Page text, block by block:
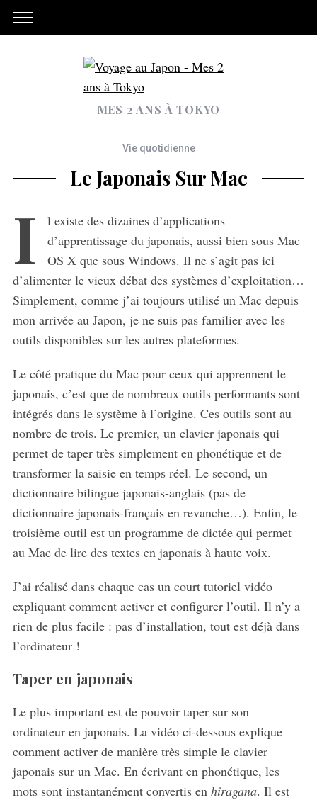
MES 2 ANS À TOKYO
Vie quotidienne
Le Japonais Sur Mac
I
l existe des dizaines d’applications
d’apprentissage du japonais, aussi bien sous Mac
OS X que sous Windows. Il ne s’agit pas ici
d’alimenter le vieux débat des systèmes d’exploitation…
Simplement, comme j’ai toujours utilisé un Mac depuis
mon arrivée au Japon, je ne suis pas familier avec les
outils disponibles sur les autres plateformes.
Le côté pratique du Mac pour ceux qui apprennent le
japonais, c’est que de nombreux outils performants sont
intégrés dans le système à l’origine. Ces outils sont au
nombre de trois. Le premier, un clavier japonais qui
permet de taper très simplement en phonétique et de
transformer la saisie en temps réel. Le second, un
dictionnaire bilingue japonais-anglais (pas de
dictionnaire japonais-français en revanche…). Enfin, le
troisième outil est un programme de dictée qui permet
au Mac de lire des textes en japonais à haute voix.
J’ai réalisé dans chaque cas un court tutoriel vidéo
expliquant comment activer et configurer l’outil. Il n’y a
rien de plus facile : pas d’installation, tout est déjà dans
l’ordinateur !
Taper en japonais
Le plus important est de pouvoir taper sur son
ordinateur en japonais. La vidéo ci-dessous explique
comment activer de manière très simple le clavier
japonais sur un Mac. En écrivant en phonétique, les
mots sont instantanément convertis en hiragana. Il est